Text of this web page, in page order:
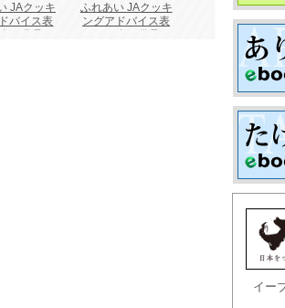
JAクッキ
バイス表
ふれあい JAクッキ
ングアドバイス表
イー